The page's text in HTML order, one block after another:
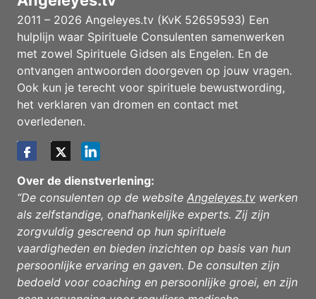
2011 – 2026 Angeleyes.tv (KvK 52659593) Een
hulplijn waar Spirituele Consulenten samenwerken
met zowel Spirituele Gidsen als Engelen. En de
ontvangen antwoorden doorgeven op jouw vragen.
Ook kun je terecht voor spirituele bewustwording,
het verklaren van dromen en contact met
overledenen.
Over de dienstverlening:
“De consulenten op de website Angeleyes.tv werken
als zelfstandige, onafhankelijke experts. Zij zijn
zorgvuldig gescreend op hun spirituele
vaardigheden en bieden inzichten op basis van hun
persoonlijke ervaring en gaven. De consulten zijn
bedoeld voor coaching en persoonlijke groei, en zijn